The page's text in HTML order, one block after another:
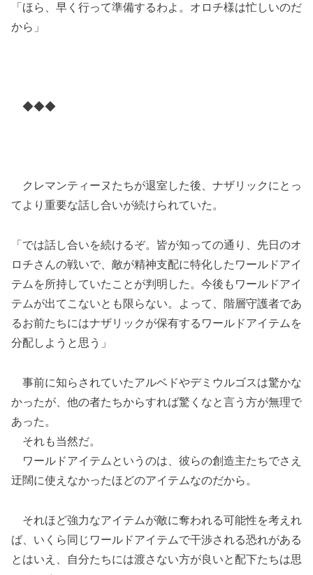
「ほら、早く行って準備するわよ。オロチ様は忙しいのだ
から」
◆◆◆
クレマンティーヌたちが退室した後、ナザリックにとっ
てより重要な話し合いが続けられていた。
「では話し合いを続けるぞ。皆が知っての通り、先日のオ
ロチさんの戦いで、敵が精神支配に特化したワールドアイ
テムを所持していたことが判明した。今後もワールドアイ
テムが出てこないとも限らない。よって、階層守護者であ
るお前たちにはナザリックが保有するワールドアイテムを
分配しようと思う」
事前に知らされていたアルベドやデミウルゴスは驚かな
かったが、他の者たちからすれば驚くなと言う方が無理で
あった。
それも当然だ。
ワールドアイテムというのは、彼らの創造主たちでさえ
迂闊に使えなかったほどのアイテムなのだから。
それほど強力なアイテムが敵に奪われる可能性を考えれ
ば、いくら同じワールドアイテムで干渉される恐れがある
とはいえ、自分たちには渡さない方が良いと配下たちは思